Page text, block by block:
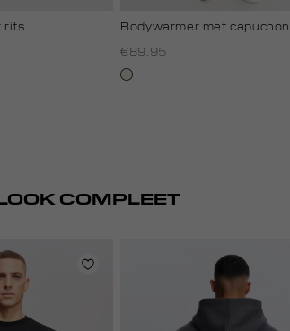
rits
Bodywarmer met capuchon
€89.95
ecru
COMPLEET